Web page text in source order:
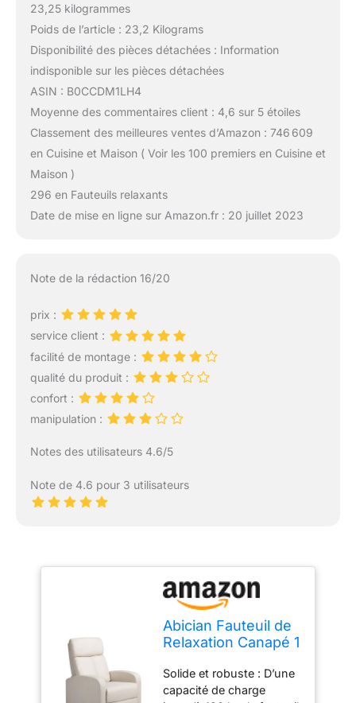
23,25 kilogrammes
Poids de l’article : 23,2 Kilograms
Disponibilité des pièces détachées : Information
indisponible sur les pièces détachées
ASIN : B0CCDM1LH4
Moyenne des commentaires client : 4,6 sur 5 étoiles
Classement des meilleures ventes d’Amazon : 746 609
en Cuisine et Maison ( Voir les 100 premiers en Cuisine et
Maison )
296 en Fauteuils relaxants
Date de mise en ligne sur Amazon.fr : 20 juillet 2023
Note de la rédaction 16/20
prix :
service client :
facilité de montage :
qualité du produit :
confort :
manipulation :
Notes des utilisateurs 4.6/5
Note de 4.6 pour 3 utilisateurs
Abician Fauteuil de
Relaxation Canapé 1
Inclinable en 3
Positions avec
Solide et robuste : D’une
capacité de charge